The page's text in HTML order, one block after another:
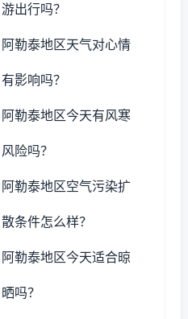
游出行吗？
阿勒泰地区天气对心情
有影响吗？
阿勒泰地区今天有风寒
风险吗？
阿勒泰地区空气污染扩
散条件怎么样？
阿勒泰地区今天适合晾
晒吗？